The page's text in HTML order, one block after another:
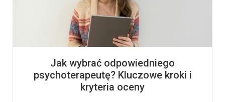
Jak wybrać odpowiedniego
psychoterapeutę? Kluczowe kroki i
kryteria oceny